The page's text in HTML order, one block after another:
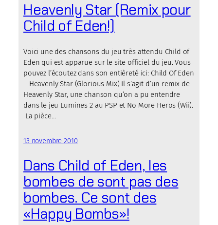
Heavenly Star (Remix pour
Child of Eden!)
Voici une des chansons du jeu très attendu Child of
Eden qui est apparue sur le site officiel du jeu. Vous
pouvez l’écoutez dans son entièreté ici: Child Of Eden
– Heavenly Star (Glorious Mix) Il s’agit d’un remix de
Heavenly Star, une chanson qu’on a pu entendre
dans le jeu Lumines 2 au PSP et No More Heros (Wii).
La pièce…
13 novembre 2010
Dans Child of Eden, les
bombes de sont pas des
bombes. Ce sont des
«Happy Bombs»!